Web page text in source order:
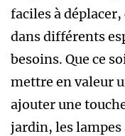
faciles à
dans différents
besoins. Que ce
mettre en valeur
ajouter une
jardin, les lampes